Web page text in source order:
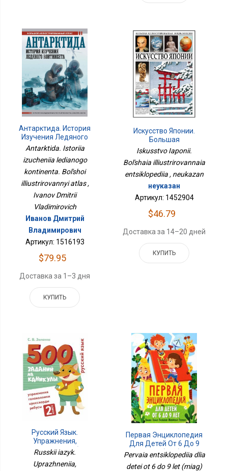
Антарктида. История
Изучения Ледяного
Континента. Большой
Атлас
Antarktida. Istoriia
izucheniia ledianogo
kontinenta. Bol'shoi
illiustrirovannyi atlas ,
Ivanov Dmitrii
Vladimirovich
Иванов Дмитрий
Владимирович
Артикул: 1516193
$79.95
Доставка за 1–3 дня
КУПИТЬ
Искусство Японии.
Большая
Иллюстрированная
Энциклопедия
Iskusstvo Iaponii.
Bol'shaia illiustrirovannaia
entsiklopediia , neukazan
неуказан
Артикул: 1452904
$46.79
Доставка за 14–20 дней
КУПИТЬ
Русский Язык.
Упражнения,
Головоломки, Ребусы
Russkii iazyk.
Uprazhneniia,
Первая Энциклопедия
Для Детей От 6 До 9
Лет (мяг)
Pervaia entsiklopediia dlia
detei ot 6 do 9 let (miag)